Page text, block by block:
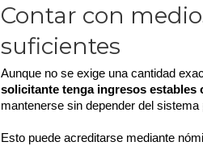
Contar con
suficientes
Aunque no se exige una cantidad
solicitante tenga ingresos estables
mantenerse sin depender del sistema
Esto puede acreditarse mediante